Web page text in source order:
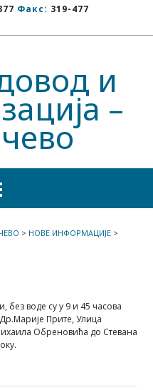
Факс: 319-477
и
–
> НОВЕ ИНФОРМАЦИЈЕ >
без воде су у 9 и 45 часова
Прите, Улица
Обреновића до Стевана